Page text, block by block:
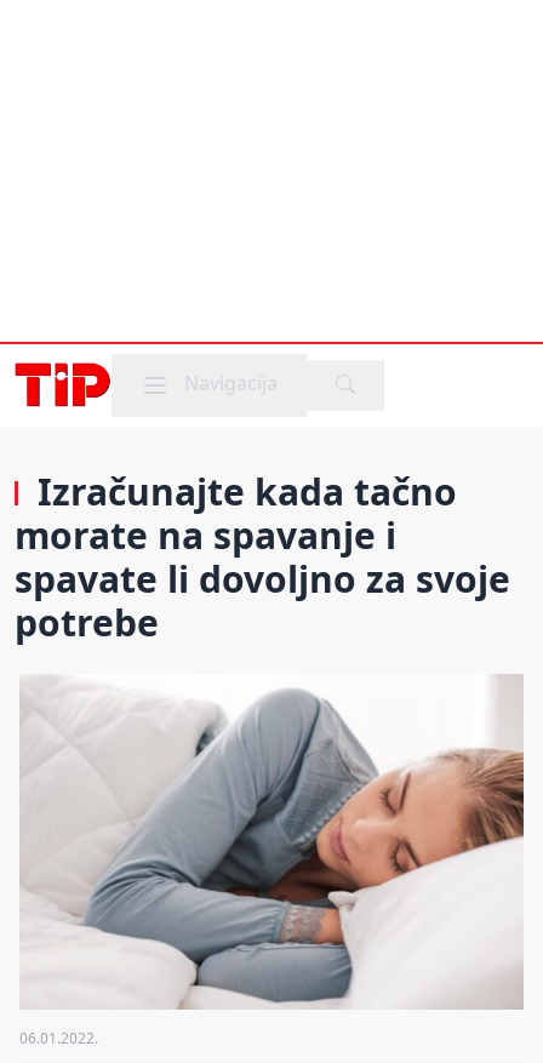
Mobile menu
Navigacija
Izračunajte kada tačno
morate na spavanje i
spavate li dovoljno za svoje
potrebe
06.01.2022.